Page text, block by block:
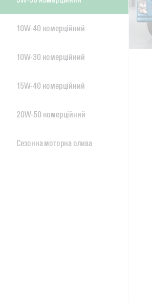
10W-40 комерційний
10W-30 комерційний
15W-40 комерційний
20W-50 комерційний
Сезонна моторна олива